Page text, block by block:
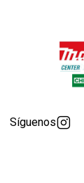
Síguenos